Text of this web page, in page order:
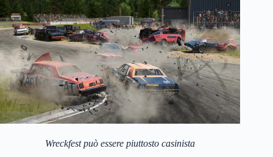
Wreckfest può essere piuttosto casinista